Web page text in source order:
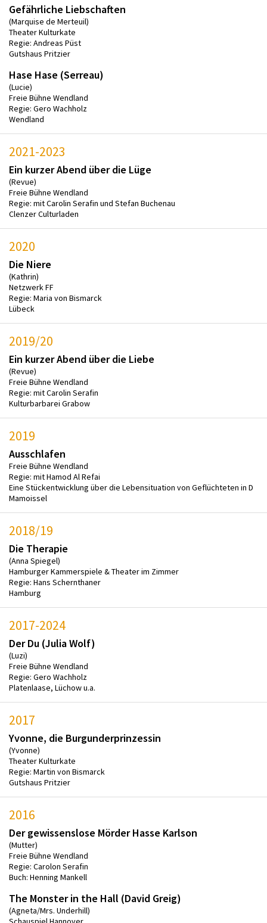
Gefährliche Liebschaften
(Marquise de Merteuil)
Theater Kulturkate
Regie: Andreas Püst
Gutshaus Pritzier
Hase Hase (Serreau)
(Lucie)
Freie Bühne Wendland
Regie: Gero Wachholz
Wendland
2021-2023
Ein kurzer Abend über die Lüge
(Revue)
Freie Bühne Wendland
Regie: mit Carolin Serafin und Stefan Buchenau
Clenzer Culturladen
2020
Die Niere
(Kathrin)
Netzwerk FF
Regie: Maria von Bismarck
Lübeck
2019/20
Ein kurzer Abend über die Liebe
(Revue)
Freie Bühne Wendland
Regie: mit Carolin Serafin
Kulturbarbarei Grabow
2019
Ausschlafen
Freie Bühne Wendland
Regie: mit Hamod Al Refai
Eine Stückentwicklung über die Lebensituation von Geflüchteten in D
Mamoissel
2018/19
Die Therapie
(Anna Spiegel)
Hamburger Kammerspiele & Theater im Zimmer
Regie: Hans Schernthaner
Hamburg
2017-2024
Der Du (Julia Wolf)
(Luzi)
Freie Bühne Wendland
Regie: Gero Wachholz
Platenlaase, Lüchow u.a.
2017
Yvonne, die Burgunderprinzessin
(Yvonne)
Theater Kulturkate
Regie: Martin von Bismarck
Gutshaus Pritzier
2016
Der gewissenslose Mörder Hasse Karlson
(Mutter)
Freie Bühne Wendland
Regie: Carolon Serafin
Buch: Henning Mankell
The Monster in the Hall (David Greig)
(Agneta/Mrs. Underhill)